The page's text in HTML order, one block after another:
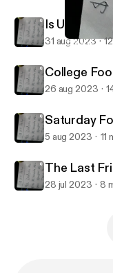
College
Is Utah For
31 aug 2023
College
26 aug 2023
Saturday
5 aug 2023 11
The Last
28 jul 2023 8